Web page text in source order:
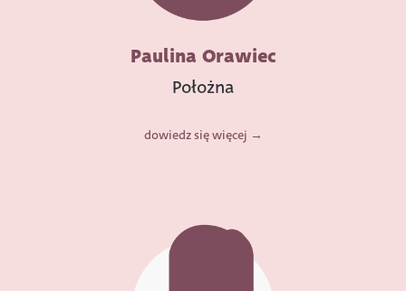
Paulina Orawiec
Położna
dowiedz się więcej